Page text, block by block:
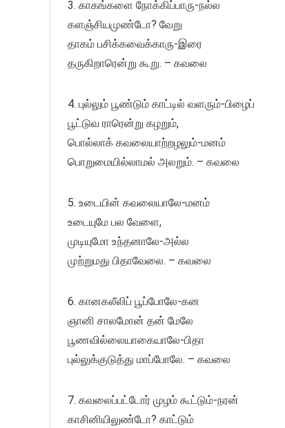
3. காகங்களை நோக்கிப்பாரு-நல்ல
களஞ்சியமுண்டோ? வேறு
தாகம் பசிக்கவைக்காரு-இரை
தருகிறாரென்று கூறு. – கவலை
4. புல்லும் பூண்டும் காட்டில் வளரும்-பிழைப்
பூட்டுவ ராரென்று கழறும்,
பொல்லாக் கவலையாற்றழலும்-மனம்
பொறுமையில்லாமல் அலறும். – கவலை
5. உடையின் கவலையாலே-மனம்
உடையுமே பல வேளை,
முடியுமோ உந்தனாலே-அல்ல
முற்றுமது பிதாவேலை. – கவலை
6. கானகலீலிப் பூப்போலே-கன
ஞானி சாலமோன் தன் மேலே
பூணவில்லையாகையாலே-பிதா
புல்லுக்குடுத்து மாப்போலே. – கவலை
7. கவலைப்பட்டோர் முழம் கூட்டும்-நரன்
காசினியிலுண்டோ? காட்டும்